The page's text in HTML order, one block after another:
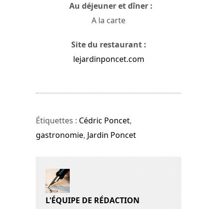
Au déjeuner et dîner :
A la carte
Site du restaurant :
lejardinponcet.com
Étiquettes : Cédric Poncet,
gastronomie, Jardin Poncet
L'ÉQUIPE DE RÉDACTION